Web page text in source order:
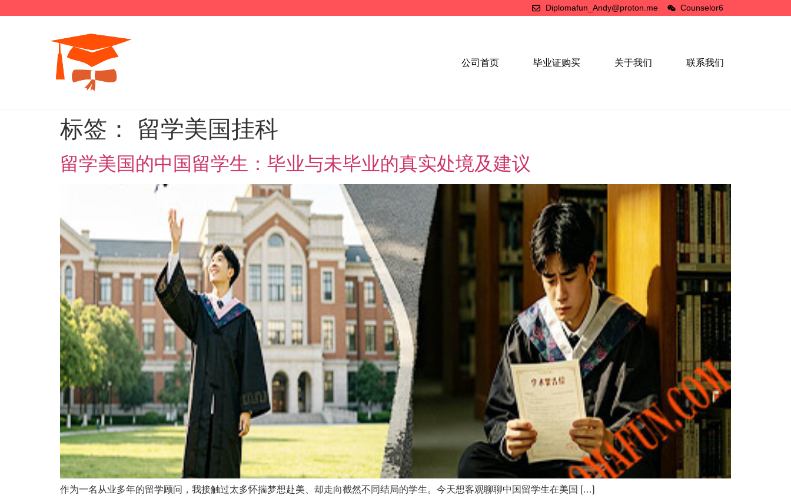
Diplomafun_Andy@proton.me Counselor6
公司首页 毕业证购买 关于我们 联系我们
标签： 留学美国挂科
留学美国的中国留学生：毕业与未毕业的真实处境及建议
作为一名从业多年的留学顾问，我接触过太多怀揣梦想赴美、却走向截然不同结局的学生。今天想客观聊聊中国留学生在美国 […]